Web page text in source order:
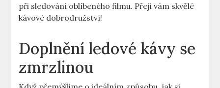
při sledování oblíbeného filmu. Přeji vám skvělé⁢
kávové dobrodružství!
Doplnění ledové kávy se
zmrzlinou